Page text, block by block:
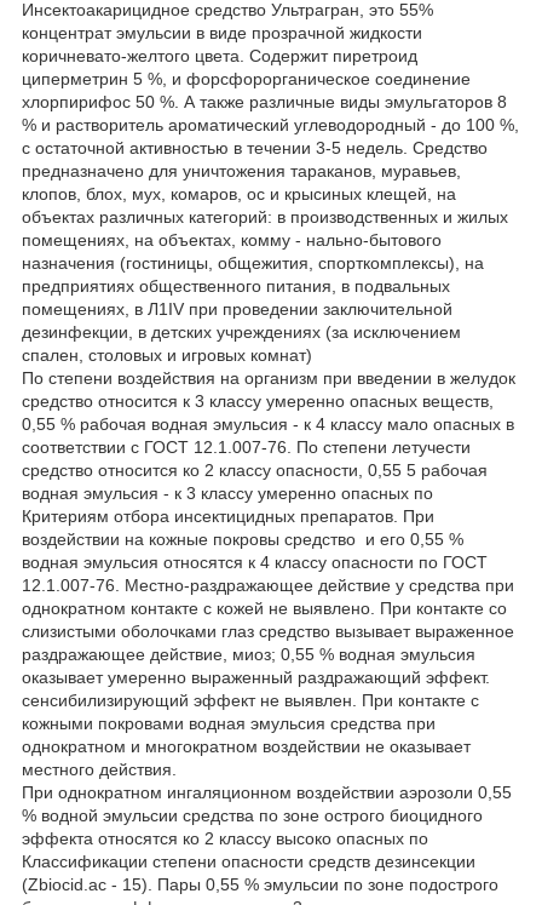
Инсектоакарицидное средство Ультрагран, это 55%
концентрат эмульсии в виде прозрачной жидкости
коричневато-желтого цвета. Содержит пиретроид
циперметрин 5 %, и форсфорорганическое соединение
хлорпирифос 50 %. А также различные виды эмульгаторов 8
% и растворитель ароматический углеводородный - до 100 %,
с остаточной активностью в течении 3-5 недель. Средство
предназначено для уничтожения тараканов, муравьев,
клопов, блох, мух, комаров, ос и крысиных клещей, на
объектах различных категорий: в производственных и жилых
помещениях, на объектах, комму - нально-бытового
назначения (гостиницы, общежития, спорткомплексы), на
предприятиях общественного питания, в подвальных
помещениях, в Л1IV при проведении заключительной
дезинфекции, в детских учреждениях (за исключением
спален, столовых и игровых комнат)
По степени воздействия на организм при введении в желудок
средство относится к 3 классу умеренно опасных веществ,
0,55 % рабочая водная эмульсия - к 4 классу мало опасных в
соответствии с ГОСТ 12.1.007-76. По степени летучести
средство относится ко 2 классу опасности, 0,55 5 рабочая
водная эмульсия - к 3 классу умеренно опасных по
Критериям отбора инсектицидных препаратов. При
воздействии на кожные покровы средство и его 0,55 %
водная эмульсия относятся к 4 классу опасности по ГОСТ
12.1.007-76. Местно-раздражающее действие у средства при
однократном контакте с кожей не выявлено. При контакте со
слизистыми оболочками глаз средство вызывает выраженное
раздражающее действие, миоз; 0,55 % водная эмульсия
оказывает умеренно выраженный раздражающий эффект.
сенсибилизирующий эффект не выявлен. При контакте с
кожными покровами водная эмульсия средства при
однократном и многократном воздействии не оказывает
местного действия.
При однократном ингаляционном воздействии аэрозоли 0,55
% водной эмульсии средства по зоне острого биоцидного
эффекта относятся ко 2 классу высоко опасных по
Классификации степени опасности средств дезинсекции
(Zbiocid.ac - 15). Пары 0,55 % эмульсии по зоне подострого